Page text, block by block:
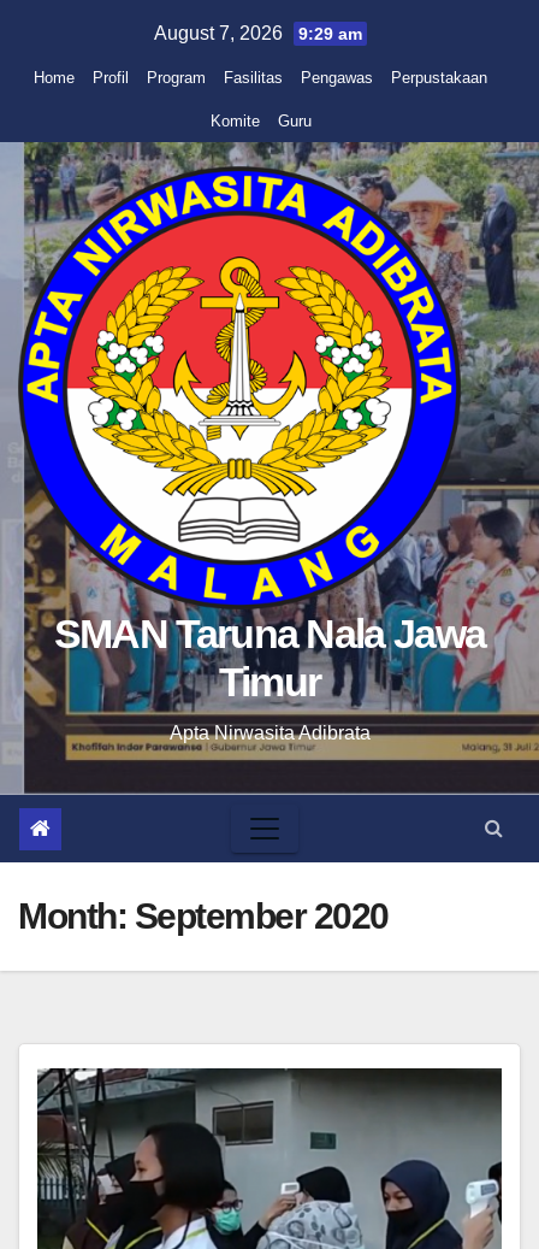
content
August 7, 2026 9:29 am
Home Profil Program Fasilitas Pengawas Perpustakaan
Komite Guru
SMAN Taruna Nala Jawa
Timur
Apta Nirwasita Adibrata
Month: September 2020